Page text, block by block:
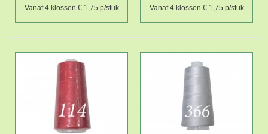
Vanaf 4 klossen € 1,75 p/stuk Vanaf 4 klossen € 1,75 p/stuk